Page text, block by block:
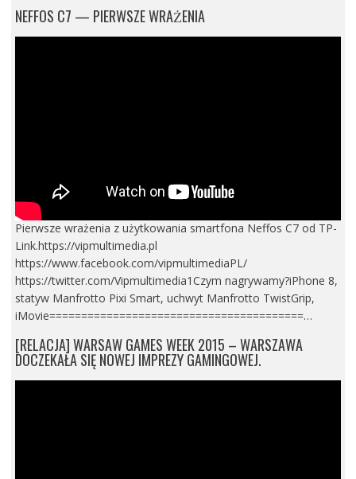
NEFFOS C7 — PIERWSZE WRAŻENIA
Pierwsze wrażenia z użytkowania smartfona Neffos C7 od TP-
Link.https://vipmultimedia.pl
https://www.facebook.com/vipmultimediaPL/
https://twitter.com/Vipmultimedia1Czym nagrywamy?iPhone 8,
statyw Manfrotto Pixi Smart, uchwyt Manfrotto TwistGrip,
iMovie========================================…
[RELACJA] WARSAW GAMES WEEK 2015 – WARSZAWA
DOCZEKAŁA SIĘ NOWEJ IMPREZY GAMINGOWEJ.